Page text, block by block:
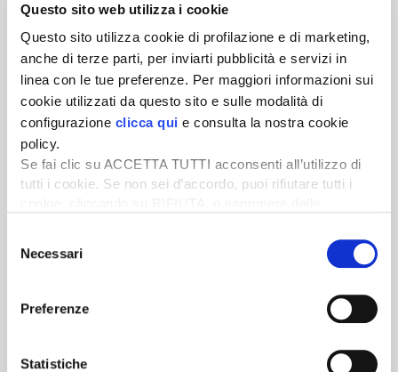
Questo sito web utilizza i cookie
Questo sito utilizza cookie di profilazione e di marketing,
anche di terze parti, per inviarti pubblicità e servizi in
linea con le tue preferenze. Per maggiori informazioni sui
cookie utilizzati da questo sito e sulle modalità di
configurazione clicca qui e consulta la nostra cookie
policy.
Se fai clic su ACCETTA TUTTI acconsenti all’utilizzo di
tutti i cookie. Se non sei d’accordo, puoi rifiutare tutti i
desideri accettare e cliccando ACCETTA SELEZIONATI.
delNecessari
Preferenze
Statistiche
Newsletter
Scopri un servizio d'informazione di alta qualità. Tagliato sulle tue
esigenze.